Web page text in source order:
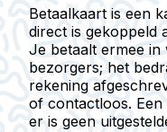
Betaalkaart is een
direct is gekoppeld
Je betaalt ermee
bezorgers; het
rekening
of contactloos. Een
er is geen